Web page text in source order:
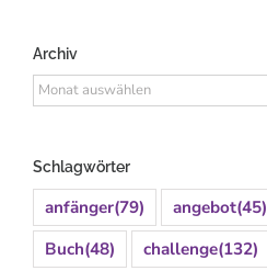
Archiv
Archiv
Schlagwörter
anfänger(79) angebot(45)
Buch(48) challenge(132)